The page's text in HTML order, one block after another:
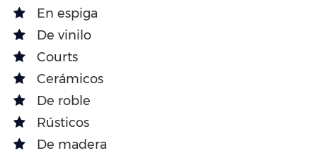
En espiga
De vinilo
Courts
Cerámicos
De roble
Rústicos
De madera